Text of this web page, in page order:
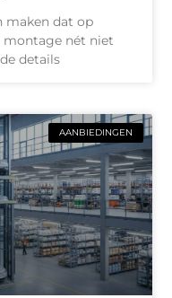
maken dat op
montage nét niet
details
AANBIEDINGEN